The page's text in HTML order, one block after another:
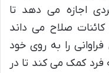
اجازه می دهد تا
صلاح می داند
را به روی خود
فرد کمک می کند تا در